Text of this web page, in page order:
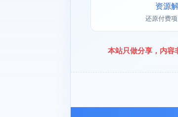
资源
还原付费
本站只做分享，内容